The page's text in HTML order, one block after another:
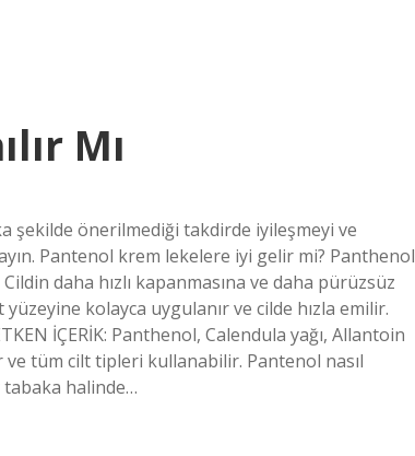
Mı
şekilde önerilmediği takdirde iyileşmeyi ve
Pantenol krem lekelere iyi gelir mi? Panthenol
daha hızlı kapanmasına ve daha pürüzsüz
kolayca uygulanır ve cilde hızla emilir.
İÇERİK: Panthenol, Calendula yağı, Allantoin
ve tüm cilt tipleri kullanabilir. Pantenol nasıl
tabaka halinde…